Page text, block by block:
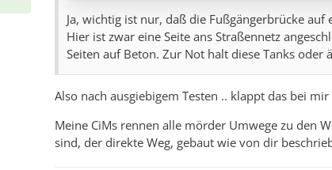
Ja, wichtig ist nur, daß die Fußgängerbrücke
Hier ist zwar eine Seite ans Straßennetz
Seiten auf Beton. Zur Not halt diese Tanks oder
Also nach ausgiebigem Testen .. klappt das bei
Meine CiMs rennen alle mörder Umwege zu den
sind, der direkte Weg, gebaut wie von dir